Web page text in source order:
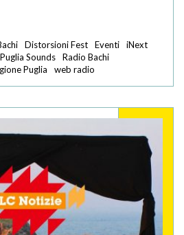
Distorsioni Fest Eventi
iNext
Puglia Sounds
Radio Bachi
Puglia web radio